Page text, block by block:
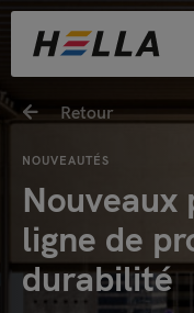
Retour
NOUVEAUTÉS
ligne de
durabilité